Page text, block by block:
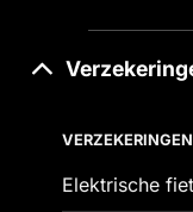
VERZEKERINGEN
Elektrische